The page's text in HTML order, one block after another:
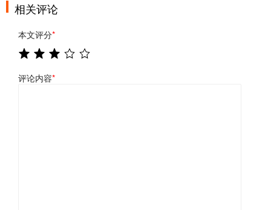
相关评论
本文评分*
评论内容*